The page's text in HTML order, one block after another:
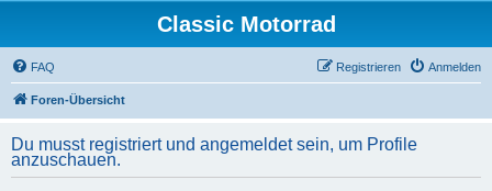
Classic Motorrad
FAQ Anmelden
Registrieren
Foren-Übersicht
Du musst registriert und angemeldet sein, um Profile
anzuschauen.